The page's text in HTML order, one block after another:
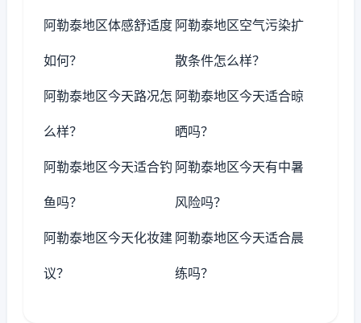
阿勒泰地区体感舒适度
如何？
阿勒泰地区空气污染扩
散条件怎么样？
阿勒泰地区今天路况怎
么样？
阿勒泰地区今天适合晾
晒吗？
阿勒泰地区今天适合钓
鱼吗？
阿勒泰地区今天有中暑
风险吗？
阿勒泰地区今天化妆建
议？
阿勒泰地区今天适合晨
练吗？